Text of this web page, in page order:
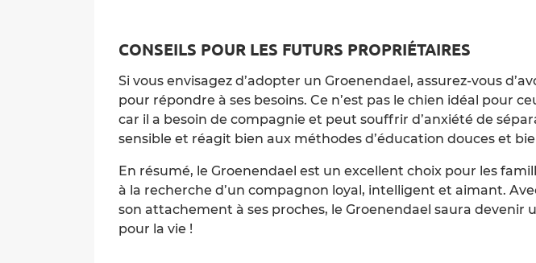
CONSEILS POUR LES FUTURS PROPRIÉTAIRES
Si vous envisagez d’adopter un Groenendael, assurez-vous
pour répondre à ses besoins. Ce n’est pas le chien idéal pour
car il a besoin de compagnie et peut souffrir d’anxiété de
sensible et réagit bien aux méthodes d’éducation douces et
En résumé, le Groenendael est un excellent choix pour les
à la recherche d’un compagnon loyal, intelligent et aimant.
son attachement à ses proches, le Groenendael saura devenir
pour la vie !